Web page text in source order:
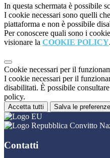
In questa schermata è possibile
I cookie necessari sono quelli
piattaforma e non è possibile
Per conoscere quali sono i
visionare la COOKIE POLICY.
Cookie necessari per il
I cookie necessari per il
disabilitati. È possibile
policy.
Accetta tutti Salva le preferenze
Convitto
Contatti